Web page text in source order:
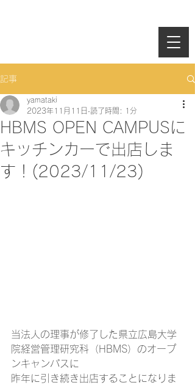
記事
HBMS OPEN CAMPUSに
キッチンカーで出店しま
す！(2023/11/23)
yamataki
2023年11月11日 読了時間: 1分
当法人の理事が修了した県立広島大学
院経営管理研究科（HBMS）のオープ
ンキャンパスに
昨年に引き続き出店することになりま